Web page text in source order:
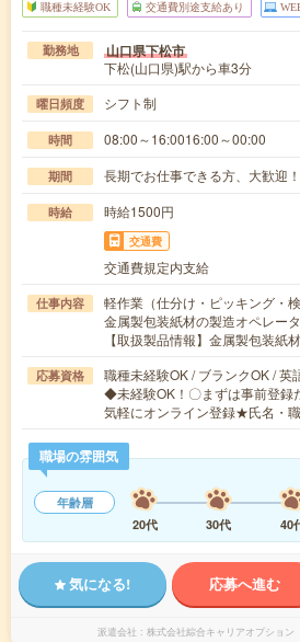
職種未経験OK 交通費別途支給あり
勤務地 山口県下松市
下松(山口県)駅から車3分
曜日頻度 シフト制
時間 08:00～16:0016:00～00:00
期間 長期でお仕事できる方、大歓迎！
時給 時給1500円
交通費
交通費規定内支給
仕事内容
軽作業（仕分け・ピッキング・
金属製包装紙材の製造オペレー
【取扱製品情報】金属製包装
応募資格
職種未経験OK / ブランクOK / 英
◆未経験OK！〇まずは事前登録
気軽にオンライン登録★氏名・
職場の雰囲気
年齢層
20代
30代 40
気になる! 応募へ進む
派遣会社 株式会社綜合キャリアオプション